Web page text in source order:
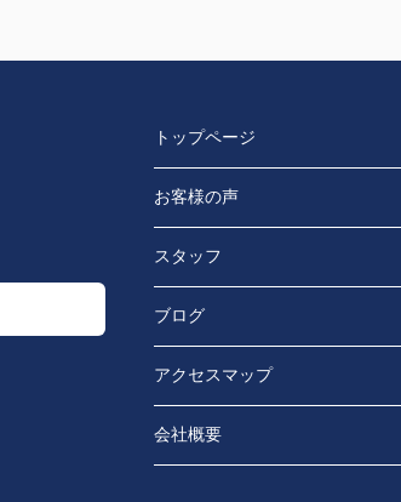
トップページ
お客様の声
スタッフ
ブログ
アクセスマップ
会社概要